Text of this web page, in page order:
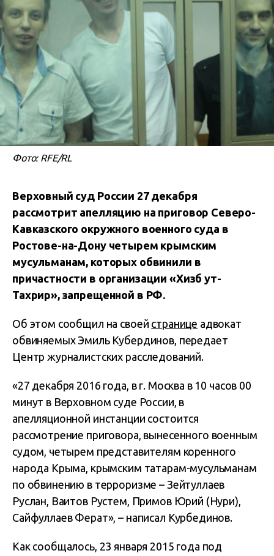
Фото: RFE/RL
Верховный суд России 27 декабря
рассмотрит апелляцию на приговор Северо-
Кавказского окружного военного суда в
Ростове-на-Дону четырем крымским
мусульманам, которых обвинили в
причастности в организации «Хизб ут-
Тахрир», запрещенной в РФ.
Об этом сообщил на своей странице адвокат
обвиняемых Эмиль Кубердинов, передает
Центр журналистских расследований.
«27 декабря 2016 года, в г. Москва в 10 часов 00
минут в Верховном суде России, в
апелляционной инстанции состоится
рассмотрение приговора, вынесенного военным
судом, четырем представителям коренного
народа Крыма, крымским татарам-мусульманам
по обвинению в терроризме – Зейтуллаев
Руслан, Ваитов Рустем, Примов Юрий (Нури),
Сайфуллаев Ферат», – написал Курбединов.
Как сообщалось, 23 января 2015 года под